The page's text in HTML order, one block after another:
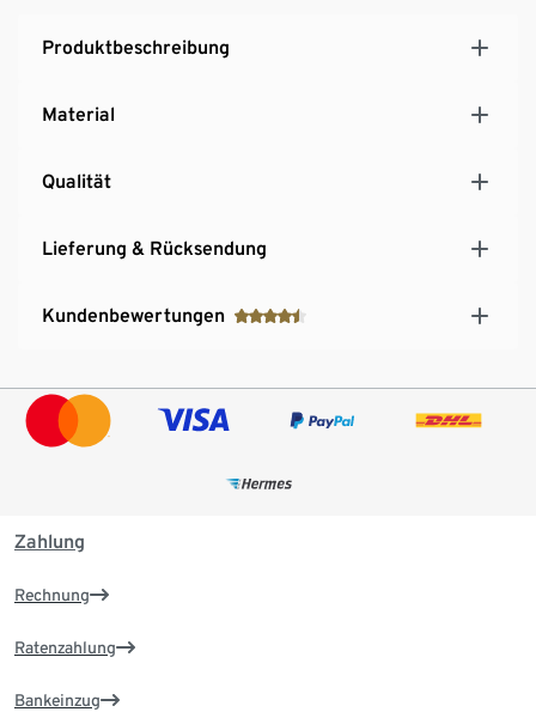
Produktbeschreibung
Material
Qualität
Lieferung & Rücksendung
Kundenbewertungen
Zahlung
Rechnung
Ratenzahlung
Bankeinzug